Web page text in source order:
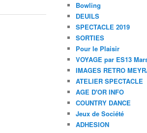
Bowling
DEUILS
SPECTACLE 2019
SORTIES
Pour le Plaisir
VOYAGE par ES13
IMAGES RETRO
ATELIER SPECTACLE
AGE D'OR INFO
COUNTRY DANCE
Jeux de Société
ADHESION